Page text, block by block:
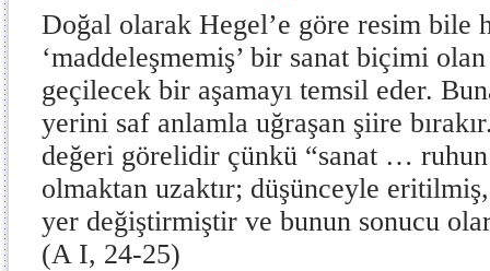
Doğal olarak Hegel’e göre resim bile
‘maddeleşmemiş’ bir sanat biçimi
geçilecek bir aşamayı temsil eder.
yerini saf anlamla uğraşan şiire
değeri görelidir çünkü “sanat …
olmaktan uzaktır; düşünceyle
yer değiştirmiştir ve bunun sonucu
(A I, 24-25)